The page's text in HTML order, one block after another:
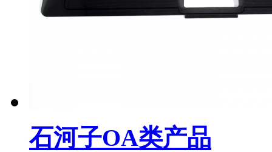
石河子OA类产品